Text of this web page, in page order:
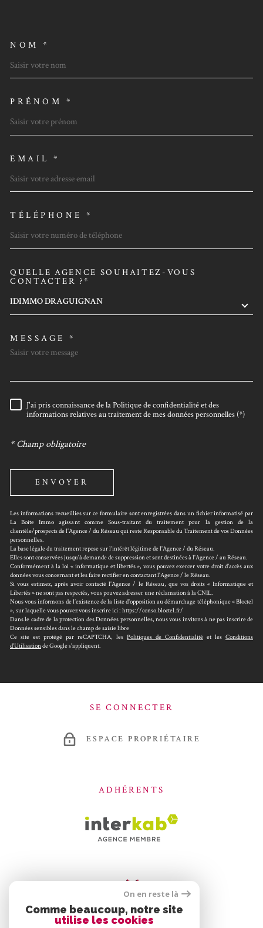
NOM *
PRÉNOM *
EMAIL *
TÉLÉPHONE *
QUELLE AGENCE SOUHAITEZ-VOUS
CONTACTER ?*
IDIMMO DRAGUIGNAN
MESSAGE *
RÈGLEMENTATION
J'ai pris connaissance de la Politique de confidentialité et des
informations relatives au traitement de mes données personnelles (*)
* Champ obligatoire
ENVOYER
Les informations recueillies sur ce formulaire sont enregistrées dans un fichier informatisé par
La Boite Immo agissant comme Sous-traitant du traitement pour la gestion de la
clientèle/prospects de l'Agence / du Réseau qui reste Responsable du Traitement de vos Données
personnelles.
La base légale du traitement repose sur l’intérêt légitime de l'Agence / du Réseau.
Elles sont conservées jusqu'à demande de suppression et sont destinées à l'Agence / au Réseau.
Conformément à la loi « informatique et libertés », vous pouvez exercer votre droit d'accès aux
données vous concernant et les faire rectifier en contactant l'Agence / le Réseau.
Si vous estimez, après avoir contacté l'Agence / le Réseau, que vos droits « Informatique et
Libertés » ne sont pas respectés, vous pouvez adresser une réclamation à la CNIL.
Nous vous informons de l’existence de la liste d'opposition au démarchage téléphonique « Bloctel
», sur laquelle vous pouvez vous inscrire ici : https://conso.bloctel.fr/
Dans le cadre de la protection des Données personnelles, nous vous invitons à ne pas inscrire de
Données sensibles dans le champ de saisie libre
Ce site est protégé par reCAPTCHA, les Politiques de Confidentialité et les Conditions
d'Utilisationde Google s'appliquent.
SE CONNECTER
ESPACE PROPRIÉTAIRE
ADHÉRENTS
On en reste là
Comme beaucoup, notre site
utilise les cookies